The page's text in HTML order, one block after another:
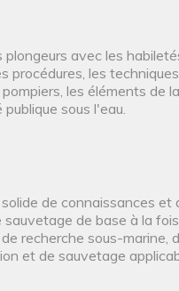
avec les
procédures, les
pompiers, les éléments
sous l'eau.
de connaissances
de base à la
recherche sous-marine,
et de sauvetage